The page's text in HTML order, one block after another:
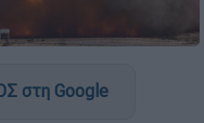
στη Google